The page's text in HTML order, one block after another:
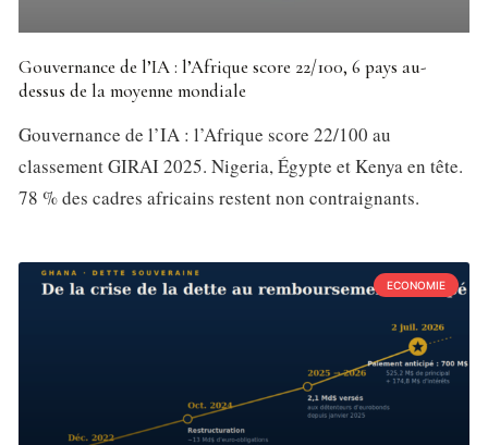
Gouvernance de l’IA : l’Afrique score 22/100, 6 pays au-
dessus de la moyenne mondiale
Gouvernance de l’IA : l’Afrique score 22/100 au
classement GIRAI 2025. Nigeria, Égypte et Kenya en tête.
78 % des cadres africains restent non contraignants.
ECONOMIE